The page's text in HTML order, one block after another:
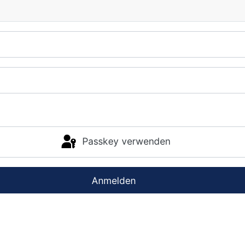
Passkey verwenden
Anmelden